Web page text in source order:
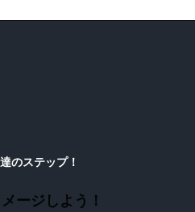
のステップ！
ージしよう！